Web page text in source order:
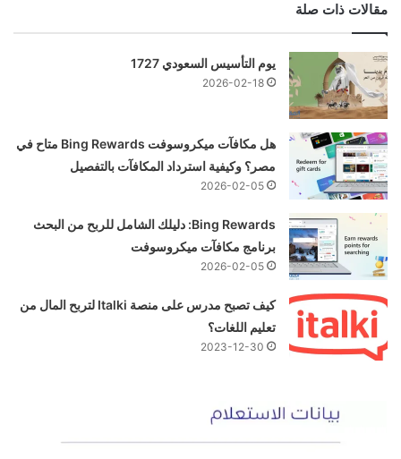
مقالات ذات صلة
يوم التأسيس السعودي 1727
2026-02-18
هل مكافآت ميكروسوفت Bing Rewards متاح في
مصر؟ وكيفية استرداد المكافآت بالتفصيل
2026-02-05
Bing Rewards: دليلك الشامل للربح من البحث
برنامج مكافآت ميكروسوفت
2026-02-05
كيف تصبح مدرس على منصة Italki لتربح المال من
تعليم اللغات؟
2023-12-30